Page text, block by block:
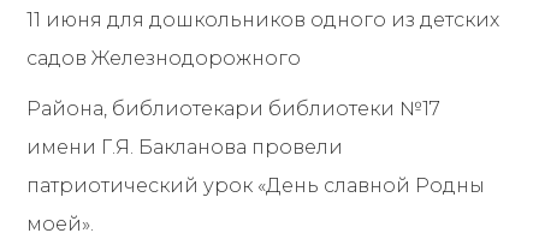
11 июня для дошкольников одного из детских
садов Железнодорожного
Района, библиотекари библиотеки №17
имени Г.Я. Бакланова провели
патриотический урок «День славной Родны
моей».